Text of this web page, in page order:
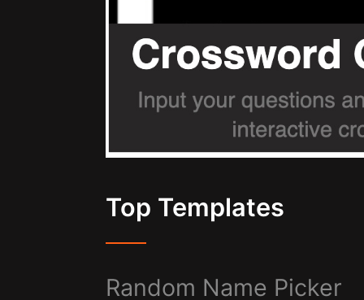
Top Templates
Random Name Picker